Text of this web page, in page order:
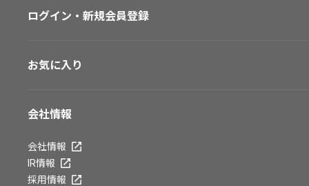
ログイン・新規会員登録
お気に入り
会社情報
会社情報
IR情報
採用情報